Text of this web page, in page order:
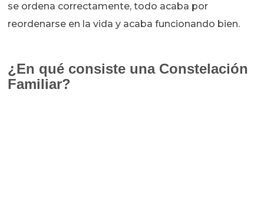
se ordena correctamente, todo acaba por
reordenarse en la vida y acaba funcionando bien.
¿En qué consiste una Constelación
Familiar?